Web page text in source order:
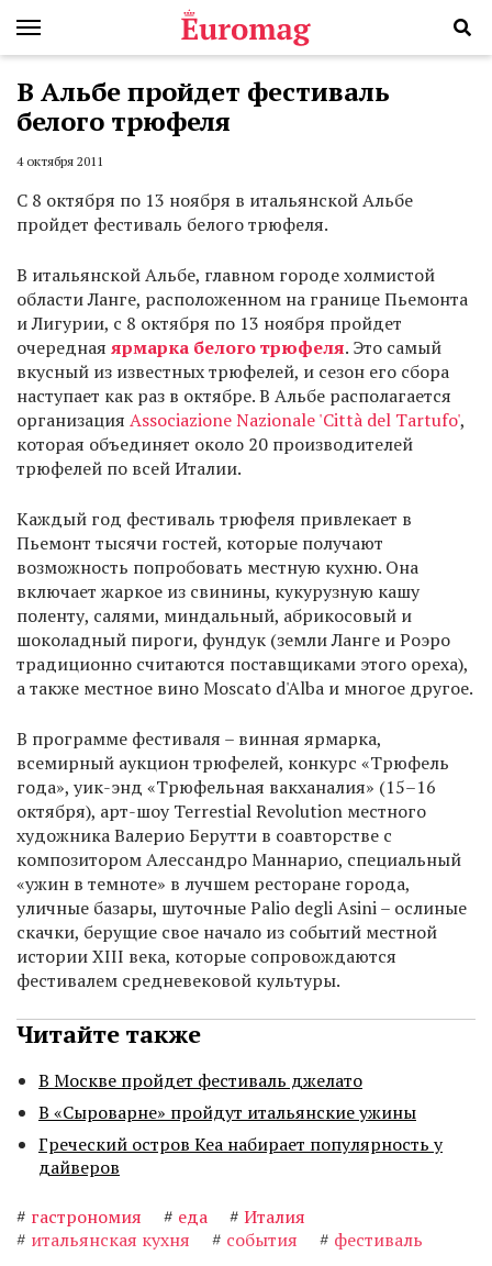
В Альбе пройдет фестиваль
белого трюфеля
4 октября 2011
С 8 октября по 13 ноября в итальянской Альбе
пройдет фестиваль белого трюфеля.
В итальянской Альбе, главном городе холмистой
области Ланге, расположенном на границе Пьемонта
и Лигурии, с 8 октября по 13 ноября пройдет
очередная ярмарка белого трюфеля. Это самый
вкусный из известных трюфелей, и сезон его сбора
наступает как раз в октябре. В Альбе располагается
организация Associazione Nazionale 'Città del Tartufo',
которая объединяет около 20 производителей
трюфелей по всей Италии.
Каждый год фестиваль трюфеля привлекает в
Пьемонт тысячи гостей, которые получают
возможность попробовать местную кухню. Она
включает жаркое из свинины, кукурузную кашу
поленту, салями, миндальный, абрикосовый и
шоколадный пироги, фундук (земли Ланге и Роэро
традиционно считаются поставщиками этого ореха),
а также местное вино Moscato d'Alba и многое другое.
В программе фестиваля – винная ярмарка,
всемирный аукцион трюфелей, конкурс «Трюфель
года», уик-энд «Трюфельная вакханалия» (15–16
октября), арт-шоу Terrestial Revolution местного
художника Валерио Берутти в соавторстве с
композитором Алессандро Маннарио, специальный
«ужин в темноте» в лучшем ресторане города,
уличные базары, шуточные Palio degli Asini – ослиные
скачки, берущие свое начало из событий местной
истории XIII века, которые сопровождаются
фестивалем средневековой культуры.
Читайте также
В Москве пройдет фестиваль джелато
В «Сыроварне» пройдут итальянские ужины
Греческий остров Кеа набирает популярность у
дайверов
# гастрономия # еда # Италия
# итальянская кухня # события # фестиваль